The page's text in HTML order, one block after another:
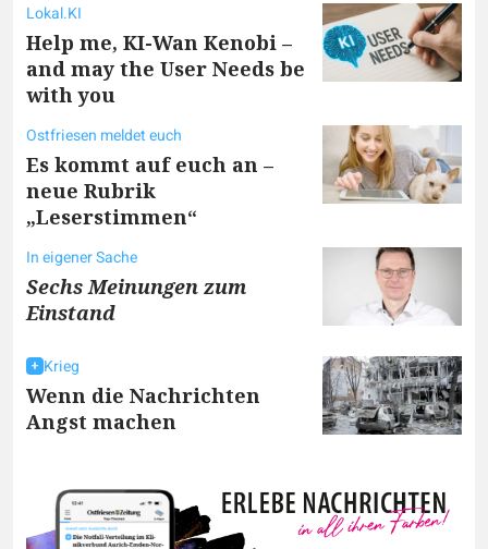
Lokal.KI
Help me, KI-Wan Kenobi –
and may the User Needs be
with you
Ostfriesen meldet euch
Es kommt auf euch an –
neue Rubrik
„Leserstimmen“
In eigener Sache
Sechs Meinungen zum
Einstand
Krieg
Wenn die Nachrichten
Angst machen